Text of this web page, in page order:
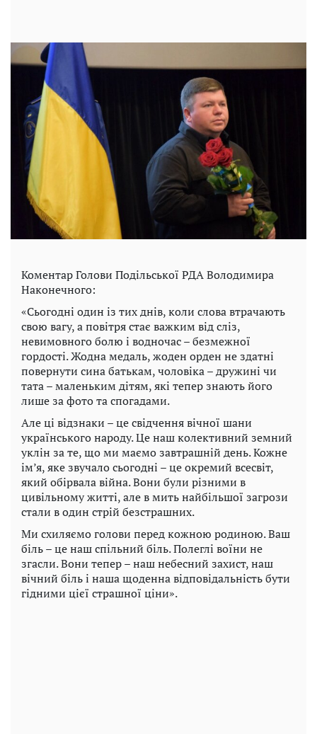
Коментар Голови Подільської РДА Володимира
Наконечного:
«Сьогодні один із тих днів, коли слова втрачають
свою вагу, а повітря стає важким від сліз,
невимовного болю і водночас – безмежної
гордості. Жодна медаль, жоден орден не здатні
повернути сина батькам, чоловіка – дружині чи
тата – маленьким дітям, які тепер знають його
лише за фото та спогадами.
Але ці відзнаки – це свідчення вічної шани
українського народу. Це наш колективний земний
уклін за те, що ми маємо завтрашній день. Кожне
ім’я, яке звучало сьогодні – це окремий всесвіт,
який обірвала війна. Вони були різними в
цивільному житті, але в мить найбільшої загрози
стали в один стрій безстрашних.
Ми схиляємо голови перед кожною родиною. Ваш
біль – це наш спільний біль. Полеглі воїни не
згасли. Вони тепер – наш небесний захист, наш
вічний біль і наша щоденна відповідальність бути
гідними цієї страшної ціни».